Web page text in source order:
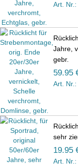
Art.
Jahre,
gebr.
59.95
Art.
sehr
19.95
Art.